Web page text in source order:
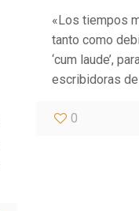
«Los tiempos
tanto como
‘cum laude’,
escribidoras
0